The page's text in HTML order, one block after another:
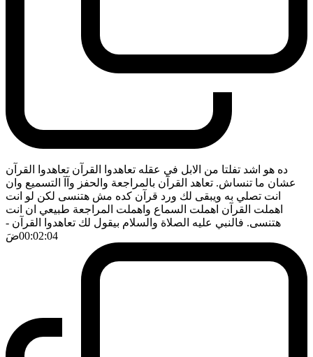
ده هو اشد تفلتا من الابل في عقله تعاهدوا القرآن تعاهدوا القرآن
عشان ما تنساش. تعاهد القرآن بالمراجعة والحفز وآآ التسميع وان
انت تصلي به ويبقى لك ورد قرآن كده مش هتنسى لكن لو انت
اهملت القرآن اهملت السماع واهملت المراجعة طبيعي ان انت
هتنسى. فالنبي عليه الصلاة والسلام بيقول لك تعاهدوا القرآن -
00:02:04ضَ